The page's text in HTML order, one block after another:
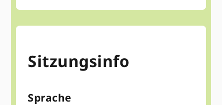
Sitzungsinfo
Sprache